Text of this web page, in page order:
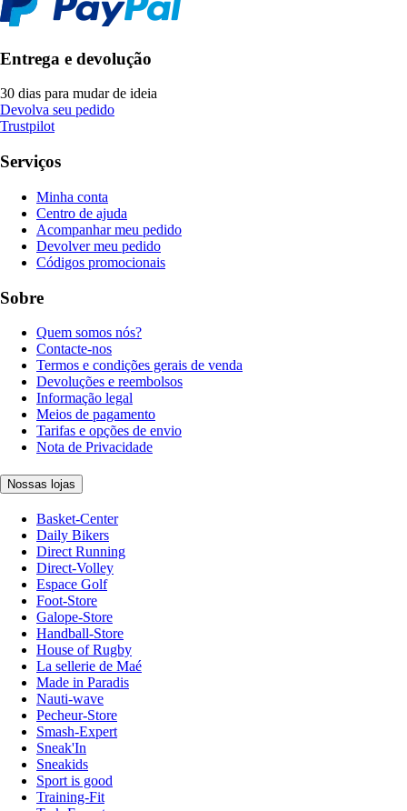
Entrega e devolução
30 dias para mudar de ideia
Devolva seu pedido
Trustpilot
Serviços
Minha conta
Centro de ajuda
Acompanhar meu pedido
Devolver meu pedido
Códigos promocionais
Sobre
Quem somos nós?
Contacte-nos
Termos e condições gerais de venda
Devoluções e reembolsos
Informação legal
Meios de pagamento
Tarifas e opções de envio
Nota de Privacidade
Nossas lojas
Basket-Center
Daily Bikers
Direct Running
Direct-Volley
Espace Golf
Foot-Store
Galope-Store
Handball-Store
House of Rugby
La sellerie de Maé
Made in Paradis
Nauti-wave
Pecheur-Store
Smash-Expert
Sneak'In
Sneakids
Sport is good
Training-Fit